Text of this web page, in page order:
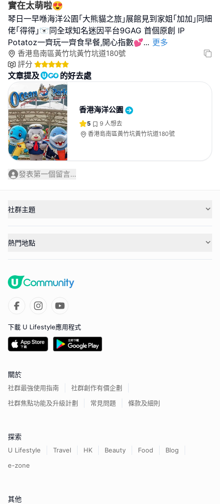
實在太萌啦😍
琴日一早喺海洋公園｢大熊貓之旅｣展館見到家姐｢加加｣同細
佬｢得得｣🐻‍❄️同全球知名迷因平台9GAG 首個原創 IP
Potatoz一齊玩一齊食早餐,開心指數💕... 更多
香港島南區黃竹坑黃竹坑道180號
評分
文章提及 的好去處
香港海洋公園
5 9 人想去
香港島南區黃竹坑黃竹坑道180號
發表第一個留言...
社群主題
熱門地點
下載 U Lifestyle應用程式
關於
社群最強使用指南
社群創作有價企劃
社群焦點功能及升級計劃
常見問題 條款及細則
探索
U Lifestyle Travel HK Beauty Food
Blog
e-zone
其他